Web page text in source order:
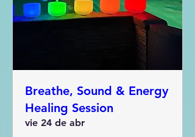
Breathe, Sound & Energy
Healing Session
vie 24 de abr